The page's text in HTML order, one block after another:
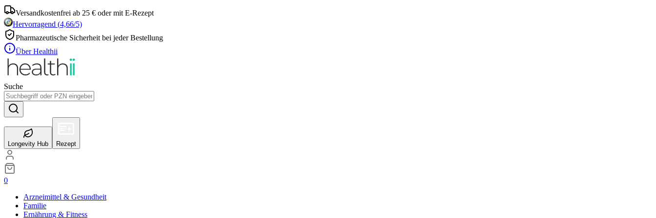
Versandkostenfrei ab 25 € oder mit E-Rezept
Hervorragend (4,66/5)
Pharmazeutische Sicherheit bei jeder Bestellung
Über Healthii
Suche
Longevity Hub Rezept
0
Arzneimittel & Gesundheit
Familie
Ernährung & Fitness